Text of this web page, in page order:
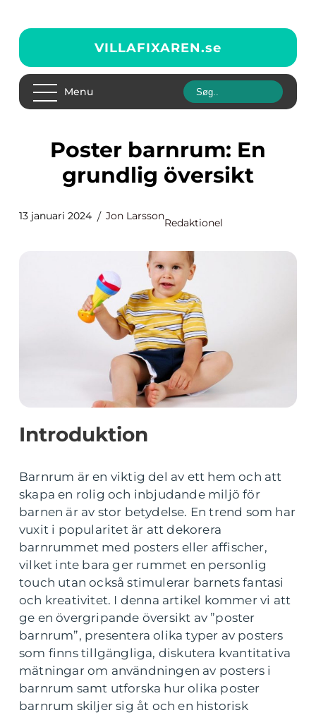
VILLAFIXAREN.se
Menu
Poster barnrum: En
grundlig översikt
13 januari 2024 Jon Larsson
Redaktionel
Introduktion
Barnrum är en viktig del av ett hem och att
skapa en rolig och inbjudande miljö för
barnen är av stor betydelse. En trend som har
vuxit i popularitet är att dekorera
barnrummet med posters eller affischer,
vilket inte bara ger rummet en personlig
touch utan också stimulerar barnets fantasi
och kreativitet. I denna artikel kommer vi att
ge en övergripande översikt av ”poster
barnrum”, presentera olika typer av posters
som finns tillgängliga, diskutera kvantitativa
mätningar om användningen av posters i
barnrum samt utforska hur olika poster
barnrum skiljer sig åt och en historisk